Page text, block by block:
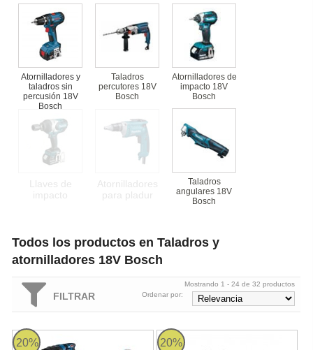
Atornilladores y
taladros sin
percusión 18V
Bosch
Taladros
percutores 18V
Bosch
Atornilladores de
impacto 18V
Bosch
Llaves de
impacto
Atornilladores
para pladur
Taladros
angulares 18V
Bosch
Todos los productos en Taladros y
atornilladores 18V Bosch
FILTRAR
Mostrando 1 - 24 de 32 productos
Ordenar por:
20%
Kit Bosch Martillo GBH 18V-22 + Miniamoladora GWS 18V-11 +
20%
Bosch GSB 18V-110 C